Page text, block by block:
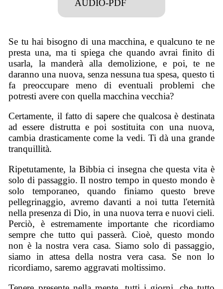
AUDIO-PDF
Se tu hai bisogno di una macchina, e qualcuno te ne
presta una, ma ti spiega che quando avrai finito di
usarla, la manderà alla demolizione, e poi, te ne
daranno una nuova, senza nessuna tua spesa, questo ti
fa preoccupare meno di eventuali problemi che
potresti avere con quella macchina vecchia?
Certamente, il fatto di sapere che qualcosa è destinata
ad essere distrutta e poi sostituita con una nuova,
cambia drasticamente come la vedi. Ti dà una grande
tranquillità.
Ripetutamente, la Bibbia ci insegna che questa vita è
solo di passaggio. Il nostro tempo in questo mondo è
solo temporaneo, quando finiamo questo breve
pellegrinaggio, avremo davanti a noi tutta l'eternità
nella presenza di Dio, in una nuova terra e nuovi cieli.
Perciò, è estremamente importante che ricordiamo
sempre che tutto qui passerà. Cioè, questo mondo
non è la nostra vera casa. Siamo solo di passaggio,
siamo in attesa della nostra vera casa. Se non lo
ricordiamo, saremo aggravati moltissimo.